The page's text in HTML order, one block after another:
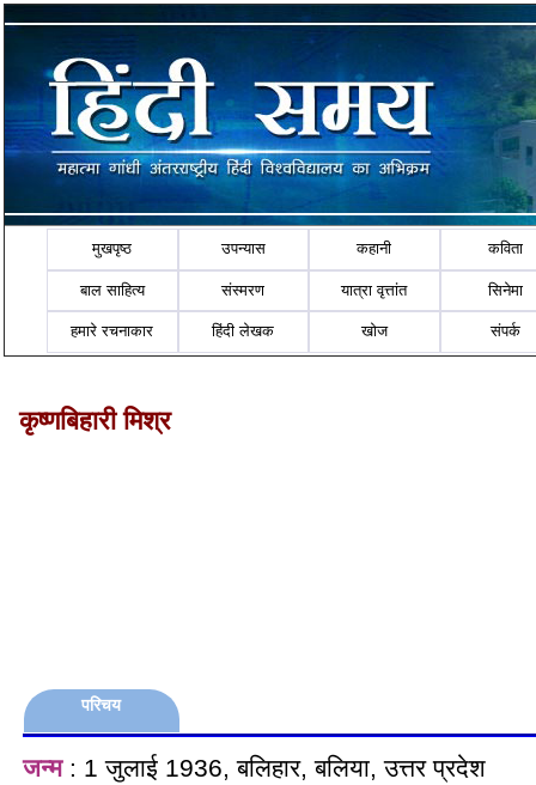
मुखपृष्ठ उपन्यास कहानी कविता
बाल साहित्य संस्मरण यात्रा वृत्तांत सिनेमा
हमारे रचनाकार हिंदी लेखक खोज संपर्क
कृष्णबिहारी मिश्र
परिचय
जन्म: 1 जुलाई 1936, बलिहार, बलिया, उत्तर प्रदेश